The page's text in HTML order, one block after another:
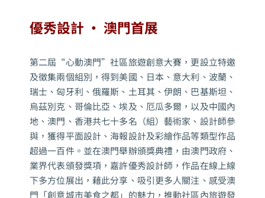
優秀設計 ‧ 澳門首展
第二屆 “心動澳門”社區旅遊創意大賽，更設立特邀
及徵集兩個組別，得到美國、日本、意大利、波蘭、
瑞士、匈牙利、俄羅斯、土耳其、伊朗、巴基斯坦、
烏茲別克、哥倫比亞、埃及、厄瓜多爾，以及中國內
地、澳門、香港共七十多名（組）藝術家、設計師參
與，獲得平面設計、海報設計及彩繪作品等類型作品
超過一百件。並在澳門舉辦頒獎典禮，由澳門政府、
業界代表頒發獎項，嘉許優秀設計師，作品在線上線
下多方位展出，藉此分享、吸引更多人關注、感受澳
門「創意城市美食之都」的魅力，推動社區內旅遊發